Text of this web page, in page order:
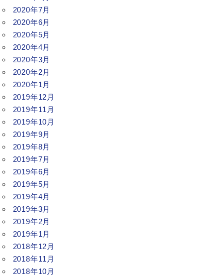
2020年7月
2020年6月
2020年5月
2020年4月
2020年3月
2020年2月
2020年1月
2019年12月
2019年11月
2019年10月
2019年9月
2019年8月
2019年7月
2019年6月
2019年5月
2019年4月
2019年3月
2019年2月
2019年1月
2018年12月
2018年11月
2018年10月